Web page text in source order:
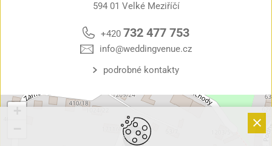
594 01 Velké Meziříčí
+420 732 477 753
info@weddingvenue.cz
podrobné kontakty
+